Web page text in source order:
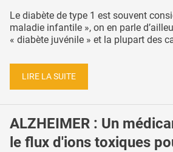
Le diabète de type 1 est souvent
maladie infantile », on en parle
« diabète juvénile » et la plupart des
LIRE LA SUITE
ALZHEIMER : Un
le flux d'ions toxiques